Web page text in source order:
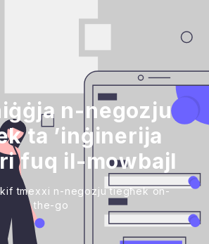
n-negozju
ta ’inġinerija
fuq il-mowbajl
kif tmexxi n-negozju tiegħek on-
the-go